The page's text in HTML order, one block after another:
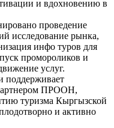
и вдохновению в
проведение
исследование рынка,
инфо туров для
промороликов и
услуг.
поддерживает
ПРООН,
туризма Кыргызской
и активно